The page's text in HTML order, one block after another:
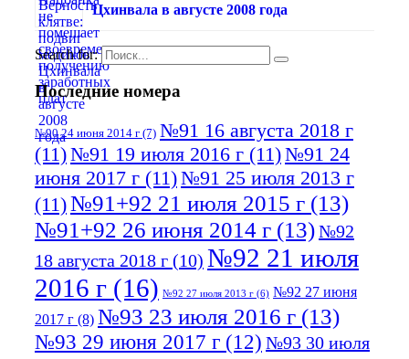
Цхинвала в августе 2008 года
Search for:
Последние номера
№90 24 июня 2014 г (7) №91 16 августа 2018 г
(11)№91 19 июля 2016 г (11)№91 24
июня 2017 г (11)№91 25 июля 2013 г
(11)№91+92 21 июля 2015 г (13)
№91+92 26 июня 2014 г (13)№92
18 августа 2018 г (10) №92 21 июля
2016 г (16) №92 27 июля 2013 г (6) №92 27 июня
2017 г (8) №93 23 июля 2016 г (13)
№93 29 июня 2017 г (12) №93 30 июля